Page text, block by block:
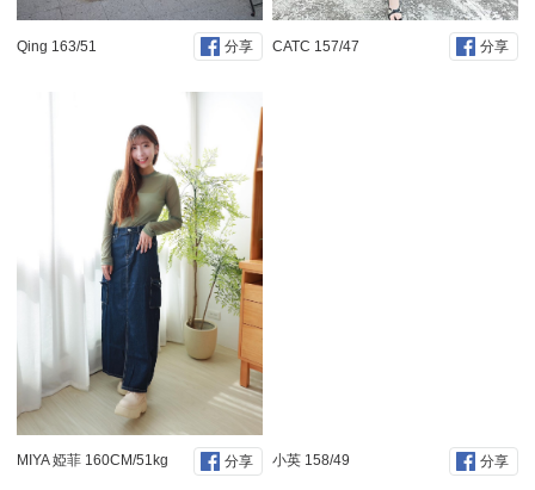
Qing 163/51 分享 CATC 157/47 分享
MIYA 婭菲 160CM/51kg 分享 小英 158/49 分享